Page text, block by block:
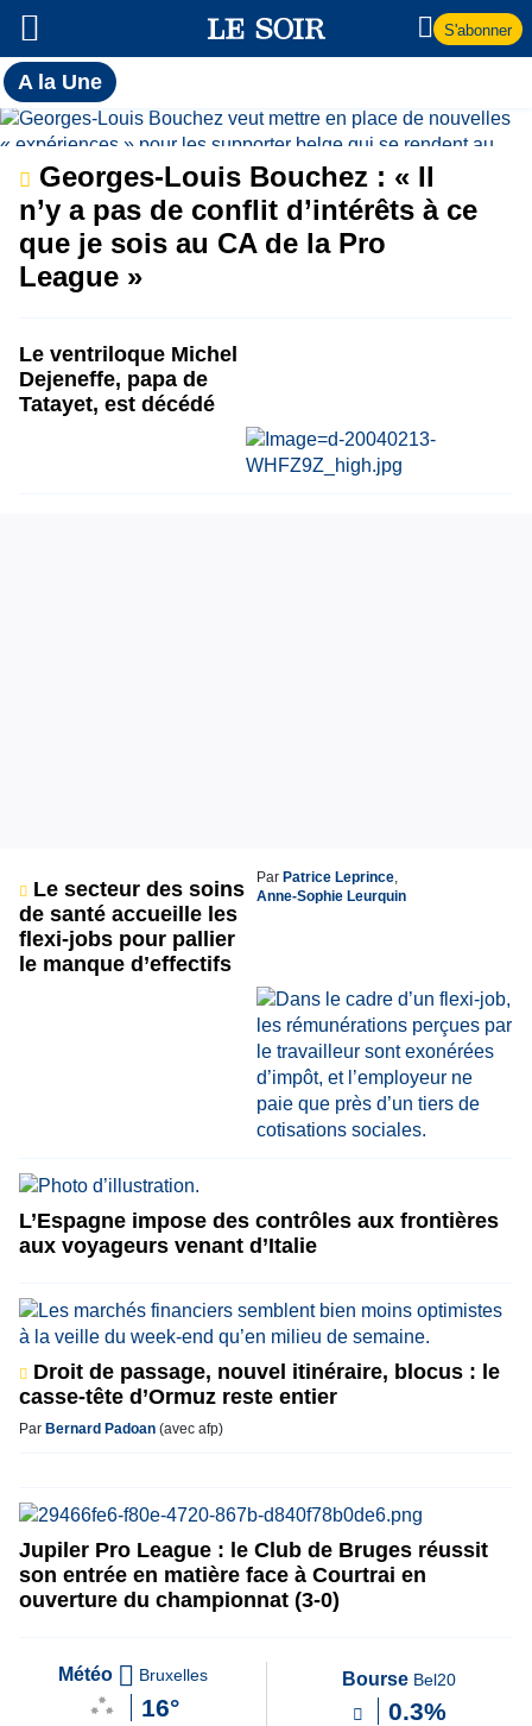
S'abonner
A la UneToutes
l'actualité
du Soir
A
la
Une
Georges-Louis Bouchez : « Il
n’y a pas de conflit d’intérêts à ce
que je sois au CA de la Pro
League »
Le ventriloque Michel
Dejeneffe, papa de
Tatayet, est décédé
Le secteur des soins
de santé accueille les
flexi-jobs pour pallier
le manque d’effectifs
Par Patrice Leprince,
Anne-Sophie Leurquin
L’Espagne impose des contrôles aux frontières
aux voyageurs venant d’Italie
Droit de passage, nouvel itinéraire, blocus : le
casse-tête d’Ormuz reste entier
Par Bernard Padoan (avec afp)
Jupiler Pro League : le Club de Bruges réussit
son entrée en matière face à Courtrai en
ouverture du championnat (3-0)
Météo Bruxelles
16°
Bourse Bel20
0.3%